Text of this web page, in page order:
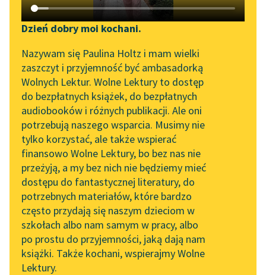
Katalog DAISY
Podkasty o książkach
Zgłoś brak utworu
Aktualności
„Prokurator Alicja Horn”
do słuchania
Byliśmy częścią AI Impact
Lab
Zapraszamy na spotkanie
online z tłumaczkami
literatury skandynawskiej
Spotkanie z Katarzyną
Tunkiel w Oslo
102. lata temu zmarł
Joseph Conrad
Narzędzia
Mapa Wolnych Lektur
Leśmianator
Przewodnik dla piszących i
czytających
API
OAI-PMH
Widget Wolnych Lektur
Przypisy
Dzień dobry moi kochani.
Nazywam się Paulina Holtz i mam wielki
zaszczyt i przyjemność być ambasadorką
Wolnych Lektur. Wolne Lektury to dostęp
do bezpłatnych książek, do bezpłatnych
audiobooków i różnych publikacji. Ale oni
potrzebują naszego wsparcia. Musimy nie
tylko korzystać, ale także wspierać
finansowo Wolne Lektury, bo bez nas nie
przeżyją, a my bez nich nie będziemy mieć
dostępu do fantastycznej literatury, do
potrzebnych materiałów, które bardzo
często przydają się naszym dzieciom w
szkołach albo nam samym w pracy, albo
po prostu do przyjemności, jaką dają nam
książki. Także kochani, wspierajmy Wolne
Lektury.
Cyprian Kamil Norwid
…To — pamiętam,
jednego razu w Rzymie
z katakomb
powracałem, gdzie
często patrzeć lubiłem
na pozostałe...
Czytaj więcej
Motyw: Krew